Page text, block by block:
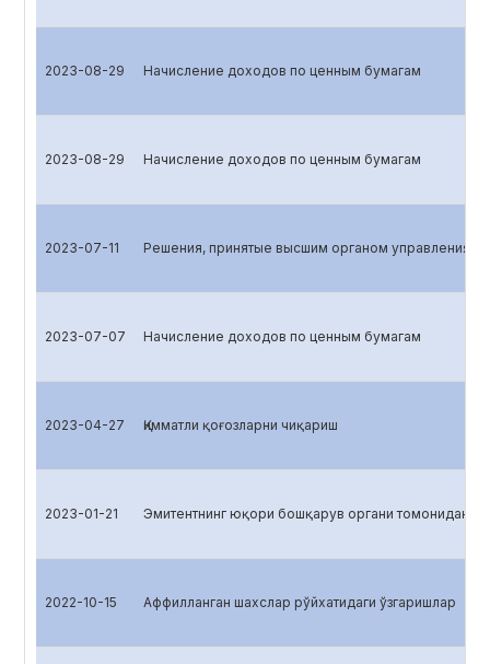
2023-08-29 Начисление доходов по ценным бумагам
2023-08-29 Начисление доходов по ценным бумагам
2023-07-11 Решения, принятые высшим органом управления
2023-07-07 Начисление доходов по ценным бумагам
2023-04-27 Қимматли қоғозларни чиқариш
2023-01-21 Эмитентнинг юқори бошқарув органи томонидан
2022-10-15 Аффилланган шахслар рўйхатидаги ўзгаришлар